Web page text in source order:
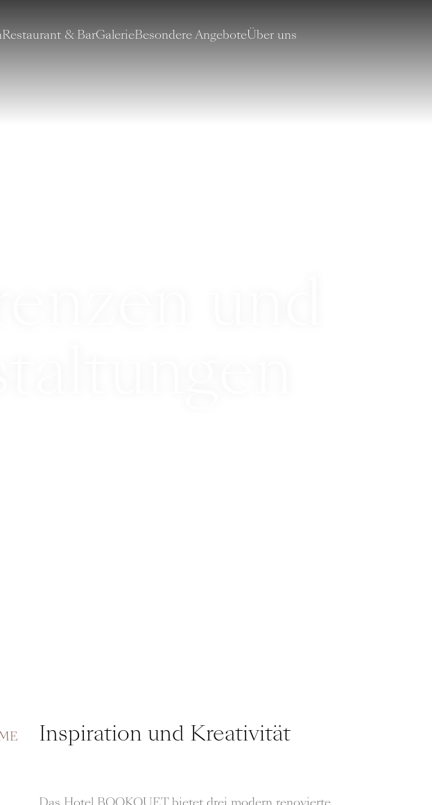
Restaurant & BarGalerieBesondere AngeboteÜber uns
und
Inspiration und Kreativität